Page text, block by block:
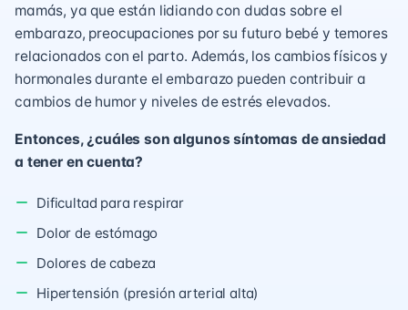
mamás, ya que están lidiando con dudas sobre el
embarazo, preocupaciones por su futuro bebé y temores
relacionados con el parto. Además, los cambios físicos y
hormonales durante el embarazo pueden contribuir a
cambios de humor y niveles de estrés elevados.
Entonces, ¿cuáles son algunos síntomas de ansiedad
a tener en cuenta?
Dificultad para respirar
Dolor de estómago
Dolores de cabeza
Hipertensión (presión arterial alta)